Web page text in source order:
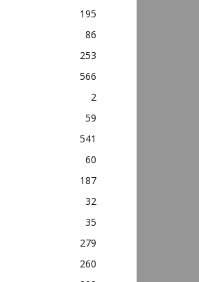
195
86
253
566
2
59
541
60
187
32
35
279
260